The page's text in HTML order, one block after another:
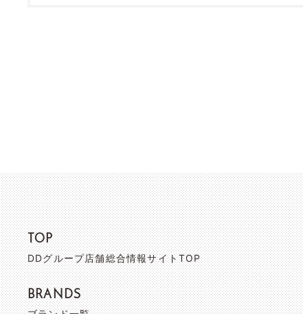
TOP
DDグループ店舗総合情報サイトTOP
BRANDS